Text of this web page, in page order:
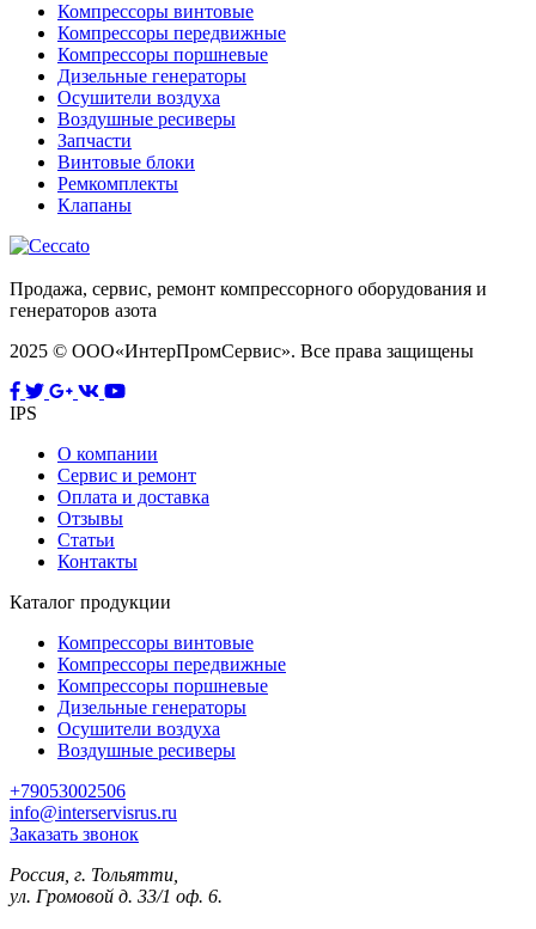
Компрессоры винтовые
Компрессоры передвижные
Компрессоры поршневые
Дизельные генераторы
Осушители воздуха
Воздушные ресиверы
Запчасти
Винтовые блоки
Ремкомплекты
Клапаны
Продажа, сервис, ремонт компрессорного оборудования и
генераторов азота
2025 © ООО«ИнтерПромСервис». Все права защищены
IPS
О компании
Сервис и ремонт
Оплата и доставка
Отзывы
Статьи
Контакты
Каталог продукции
Компрессоры винтовые
Компрессоры передвижные
Компрессоры поршневые
Дизельные генераторы
Осушители воздуха
Воздушные ресиверы
+79053002506
info@interservisrus.ru
Заказать звонок
Россия, г. Тольятти,
ул. Громовой д. 33/1 оф. 6.